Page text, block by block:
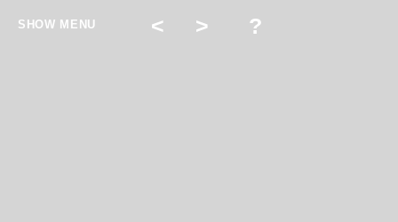
SHOW MENU < > ?